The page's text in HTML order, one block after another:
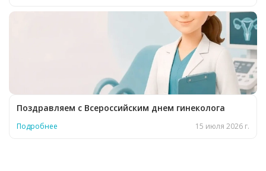
Поздравляем с Всероссийским днем гинеколога
Подробнее 15 июля 2026 г.